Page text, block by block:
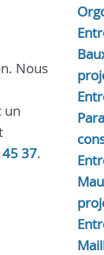
Nous
un
37.